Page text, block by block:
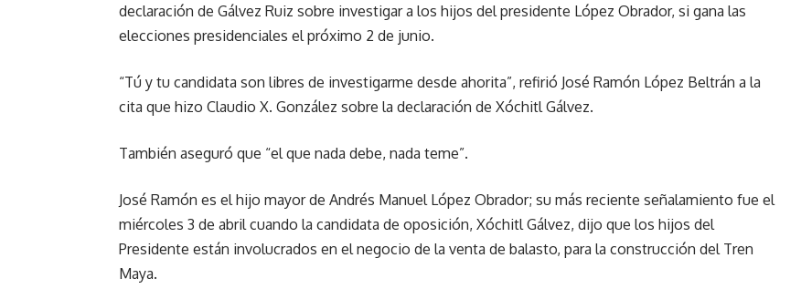
declaración de Gálvez Ruiz sobre investigar a los hijos del presidente López Obrador, si gana las
elecciones presidenciales el próximo 2 de junio.
“Tú y tu candidata son libres de investigarme desde ahorita”, refirió José Ramón López Beltrán a la
cita que hizo Claudio X. González sobre la declaración de Xóchitl Gálvez.
También aseguró que “el que nada debe, nada teme”.
José Ramón es el hijo mayor de Andrés Manuel López Obrador; su más reciente señalamiento fue el
miércoles 3 de abril cuando la candidata de oposición, Xóchitl Gálvez, dijo que los hijos del
Presidente están involucrados en el negocio de la venta de balasto, para la construcción del Tren
Maya.